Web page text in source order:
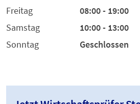
Freitag
08:00 - 19:00
Samstag
10:00 - 13:00
Sonntag
Geschlossen